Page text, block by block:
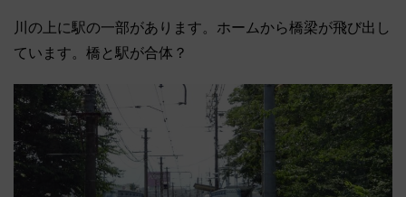
川の上に駅の一部があります。ホームから橋梁が飛び出し
ています。橋と駅が合体？